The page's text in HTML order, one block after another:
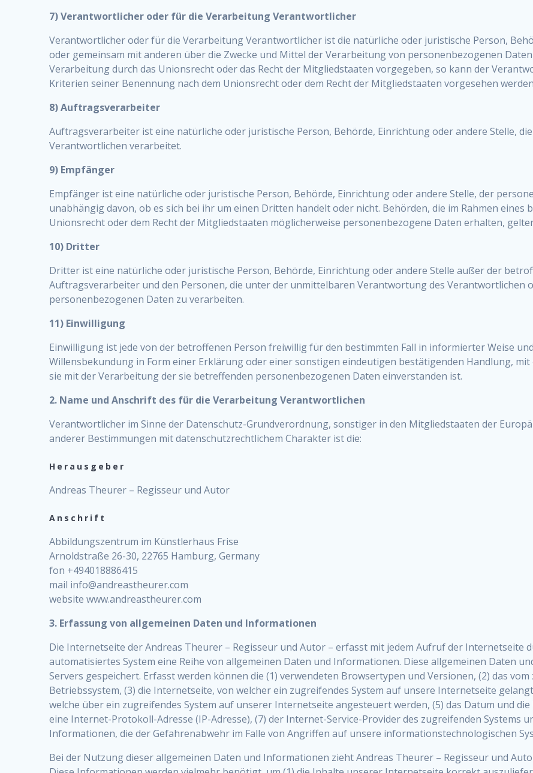
7) Verantwortlicher oder für die Verarbeitung Verantwortlicher
Verantwortlicher oder für die Verarbeitung Verantwortlicher ist die natürliche oder juristische Person,
oder gemeinsam mit anderen über die Zwecke und Mittel der Verarbeitung von personenbezogenen
Verarbeitung durch das Unionsrecht oder das Recht der Mitgliedstaaten vorgegeben, so kann der
Kriterien seiner Benennung nach dem Unionsrecht oder dem Recht der Mitgliedstaaten vorgesehen
8) Auftragsverarbeiter
Auftragsverarbeiter ist eine natürliche oder juristische Person, Behörde, Einrichtung oder andere Stelle,
Verantwortlichen verarbeitet.
9) Empfänger
Empfänger ist eine natürliche oder juristische Person, Behörde, Einrichtung oder andere Stelle, der
unabhängig davon, ob es sich bei ihr um einen Dritten handelt oder nicht. Behörden, die im Rahmen
Unionsrecht oder dem Recht der Mitgliedstaaten möglicherweise personenbezogene Daten erhalten,
10) Dritter
Dritter ist eine natürliche oder juristische Person, Behörde, Einrichtung oder andere Stelle außer der
Auftragsverarbeiter und den Personen, die unter der unmittelbaren Verantwortung des Verantwortlichen
personenbezogenen Daten zu verarbeiten.
11) Einwilligung
Einwilligung ist jede von der betroffenen Person freiwillig für den bestimmten Fall in informierter Weise
Willensbekundung in Form einer Erklärung oder einer sonstigen eindeutigen bestätigenden Handlung,
sie mit der Verarbeitung der sie betreffenden personenbezogenen Daten einverstanden ist.
2. Name und Anschrift des für die Verarbeitung Verantwortlichen
Verantwortlicher im Sinne der Datenschutz-Grundverordnung, sonstiger in den Mitgliedstaaten der
anderer Bestimmungen mit datenschutzrechtlichem Charakter ist die:
Herausgeber
Andreas Theurer – Regisseur und Autor
Anschrift
Abbildungszentrum im Künstlerhaus Frise
Arnoldstraße 26-30, 22765 Hamburg, Germany
fon +494018886415
mail info@andreastheurer.com
website www.andreastheurer.com
3. Erfassung von allgemeinen Daten und Informationen
Die Internetseite der Andreas Theurer – Regisseur und Autor – erfasst mit jedem Aufruf der Internetseite
automatisiertes System eine Reihe von allgemeinen Daten und Informationen. Diese allgemeinen Daten
Servers gespeichert. Erfasst werden können die (1) verwendeten Browsertypen und Versionen, (2) das
Betriebssystem, (3) die Internetseite, von welcher ein zugreifendes System auf unsere Internetseite
welche über ein zugreifendes System auf unserer Internetseite angesteuert werden, (5) das Datum und
eine Internet-Protokoll-Adresse (IP-Adresse), (7) der Internet-Service-Provider des zugreifenden Systems
Informationen, die der Gefahrenabwehr im Falle von Angriffen auf unsere informationstechnologischen
Bei der Nutzung dieser allgemeinen Daten und Informationen zieht Andreas Theurer – Regisseur und